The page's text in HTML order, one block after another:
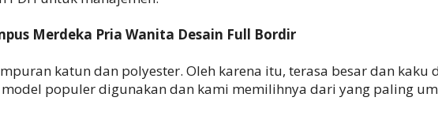
Merdeka Pria Wanita Desain Full Bordir
katun dan polyester. Oleh karena itu, terasa besar dan kaku
populer digunakan dan kami memilihnya dari yang paling